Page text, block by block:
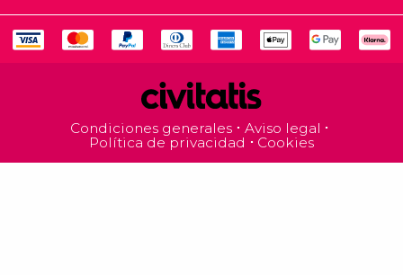
Condiciones generales
Aviso legal
Política de privacidad
Cookies